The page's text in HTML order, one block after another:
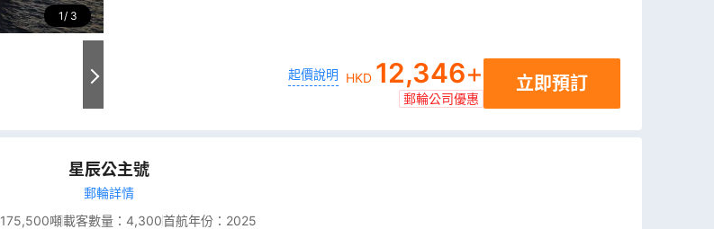
1 3
起價說明 HKD 12,346+
郵輪公司優惠
立即預訂
星辰公主號
郵輪詳情
175,500噸載客數量： 4,300首航年份： 2025